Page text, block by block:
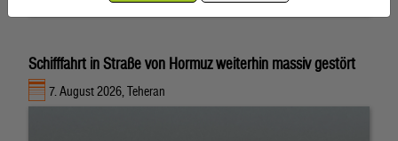
Schifffahrt in Straße von Hormuz weiterhin massiv gestört
7. August 2026, Teheran